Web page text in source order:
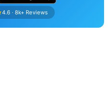
4.6 · 8k+ Reviews